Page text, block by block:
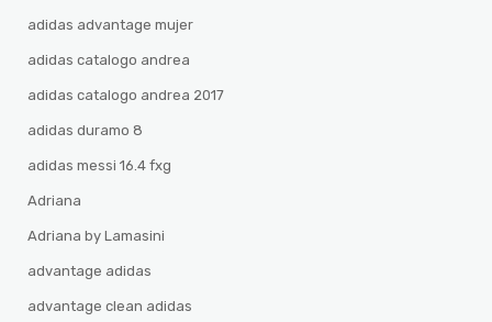
adidas advantage mujer
adidas catalogo andrea
adidas catalogo andrea 2017
adidas duramo 8
adidas messi 16.4 fxg
Adriana
Adriana by Lamasini
advantage adidas
advantage clean adidas